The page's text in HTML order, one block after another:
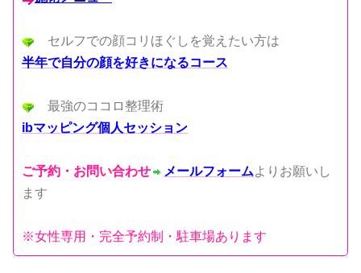
セルフでの顔コリほぐしを覚えたい方は
半年で自分の顔を好きになるコース
最強のココロ整理術
ibマッピング個人セッション
ご予約・お問い合わせ メールフォームよりお願いし
ます
※女性専用・完全予約制・駐車場あります